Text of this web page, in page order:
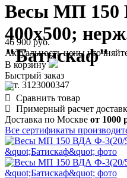
Весы МП 150
400х500;
"Батискаф"
арт. 3123000347
46 900 руб.
Актуальность цены
В корзину
Быстрый заказ
Сравнить товар
Примерный расчет
Доставка по Москве от 1000
Все сертификаты